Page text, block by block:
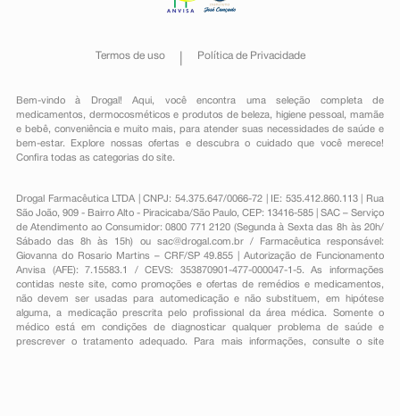
Termos de uso Política de Privacidade
Bem-vindo à Drogal! Aqui, você encontra uma seleção completa de
medicamentos , dermocosméticos e produtos de beleza, higiene pessoal ,mamãe
e bebê, conveniênciae muito mais, para atender suas necessidades de saúde e
bem-estar. Explore nossas ofertas e descubra o cuidado que você merece!
Confira todas as categorias do site.
Drogal Farmacêutica LTDA | CNPJ: 54.375.647/0066-72 | IE: 535.412.860.113 | Rua
São João, 909 - Bairro Alto - Piracicaba/São Paulo, CEP: 13416-585 | SAC – Serviço
de Atendimento ao Consumidor: 0800 771 2120 (Segunda à Sexta das 8h às 20h/
Sábado das 8h às 15h) ou sac@drogal.com.br/ Farmacêutica responsável:
Giovanna do Rosario Martins – CRF/SP 49.855 | Autorização de Funcionamento
Anvisa (AFE): 7.15583.1 / CEVS: 353870901-477-000047-1-5. As informações
contidas neste site, como promoções e ofertas de remédios e medicamentos,
não devem ser usadas para automedicação e não substituem, em hipótese
alguma, a medicação prescrita pelo profissional da área médica. Somente o
médico está em condições de diagnosticar qualquer problema de saúde e
prescrever o tratamento adequado. Para mais informações, consulte o site